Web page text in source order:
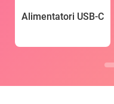
Alimentatori USB-C